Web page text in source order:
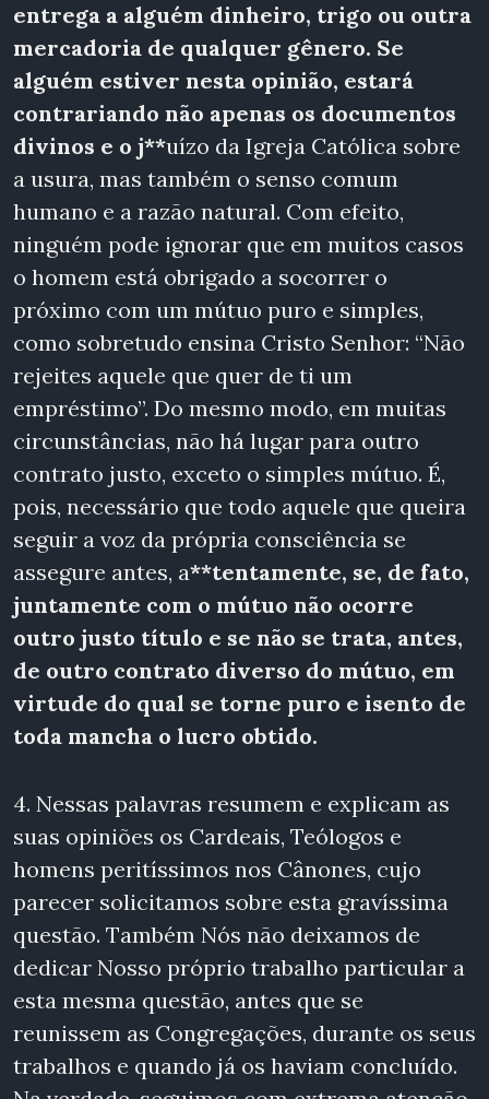
entrega a alguém dinheiro, trigo ou outra
mercadoria de qualquer gênero. Se
alguém estiver nesta opinião, estará
contrariando não apenas os documentos
divinos e o j**uízo da Igreja Católica sobre
a usura, mas também o senso comum
humano e a razão natural. Com efeito,
ninguém pode ignorar que em muitos casos
o homem está obrigado a socorrer o
próximo com um mútuo puro e simples,
como sobretudo ensina Cristo Senhor: “Não
rejeites aquele que quer de ti um
empréstimo”. Do mesmo modo, em muitas
circunstâncias, não há lugar para outro
contrato justo, exceto o simples mútuo. É,
pois, necessário que todo aquele que queira
seguir a voz da própria consciência se
assegure antes, a**tentamente, se, de fato,
juntamente com o mútuo não ocorre
outro justo título e se não se trata, antes,
de outro contrato diverso do mútuo, em
virtude do qual se torne puro e isento de
toda mancha o lucro obtido.
4. Nessas palavras resumem e explicam as
suas opiniões os Cardeais, Teólogos e
homens peritíssimos nos Cânones, cujo
parecer solicitamos sobre esta gravíssima
questão. Também Nós não deixamos de
dedicar Nosso próprio trabalho particular a
esta mesma questão, antes que se
reunissem as Congregações, durante os seus
trabalhos e quando já os haviam concluído.